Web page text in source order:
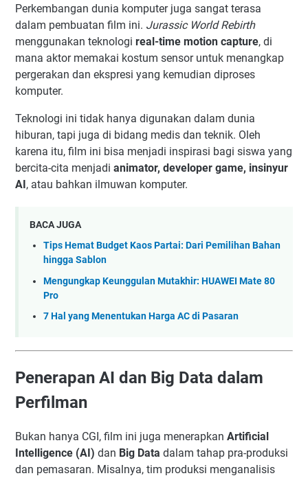
Perkembangan dunia komputer juga sangat terasa
dalam pembuatan film ini. Jurassic World Rebirth
menggunakan teknologi real-time motion capture, di
mana aktor memakai kostum sensor untuk menangkap
pergerakan dan ekspresi yang kemudian diproses
komputer.
Teknologi ini tidak hanya digunakan dalam dunia
hiburan, tapi juga di bidang medis dan teknik. Oleh
karena itu, film ini bisa menjadi inspirasi bagi siswa yang
bercita-cita menjadi animator, developer game, insinyur
AI , atau bahkan ilmuwan komputer.
BACA JUGA
Tips Hemat Budget Kaos Partai: Dari Pemilihan Bahan
hingga Sablon
Mengungkap Keunggulan Mutakhir: HUAWEI Mate 80
Pro
7 Hal yang Menentukan Harga AC di Pasaran
Penerapan AI dan Big Data dalam
Perfilman
Bukan hanya CGI, film ini juga menerapkan Artificial
Intelligence (AI) dan Big Data dalam tahap pra-produksi
dan pemasaran. Misalnya, tim produksi menganalisis